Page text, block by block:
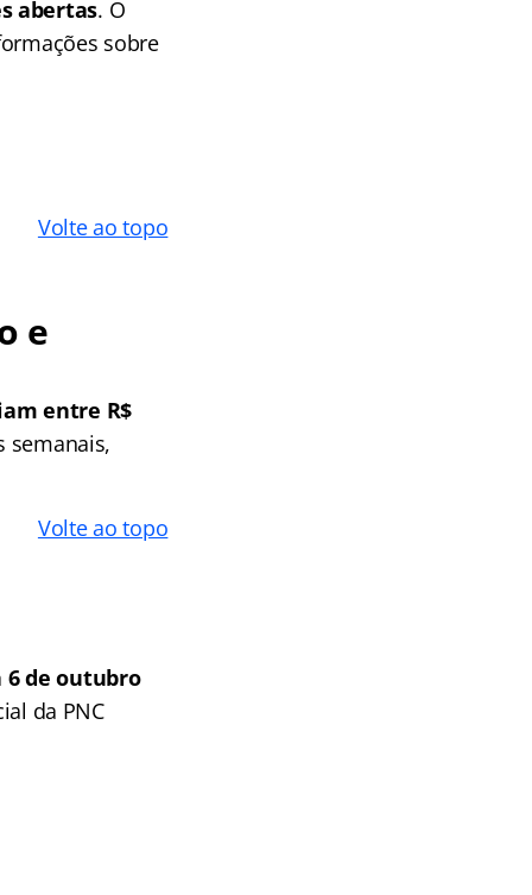
abertas. O
sobre
Volte ao topo
e
entre R$
semanais,
Volte ao topo
6 de outubro
da PNC